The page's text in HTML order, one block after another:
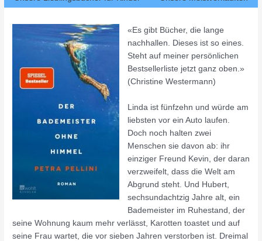
«Es gibt Bücher, die lange
nachhallen. Dieses ist so eines.
Steht auf meiner persönlichen
Bestsellerliste jetzt ganz oben.»
(Christine Westermann)
Linda ist fünfzehn und würde am
liebsten vor ein Auto laufen.
Doch noch halten zwei
Menschen sie davon ab: ihr
einziger Freund Kevin, der daran
verzweifelt, dass die Welt am
Abgrund steht. Und Hubert,
sechsundachtzig Jahre alt, ein
Bademeister im Ruhestand, der
seine Wohnung kaum mehr verlässt, Karotten toastet und auf
seine Frau wartet, die vor sieben Jahren verstorben ist. Dreimal